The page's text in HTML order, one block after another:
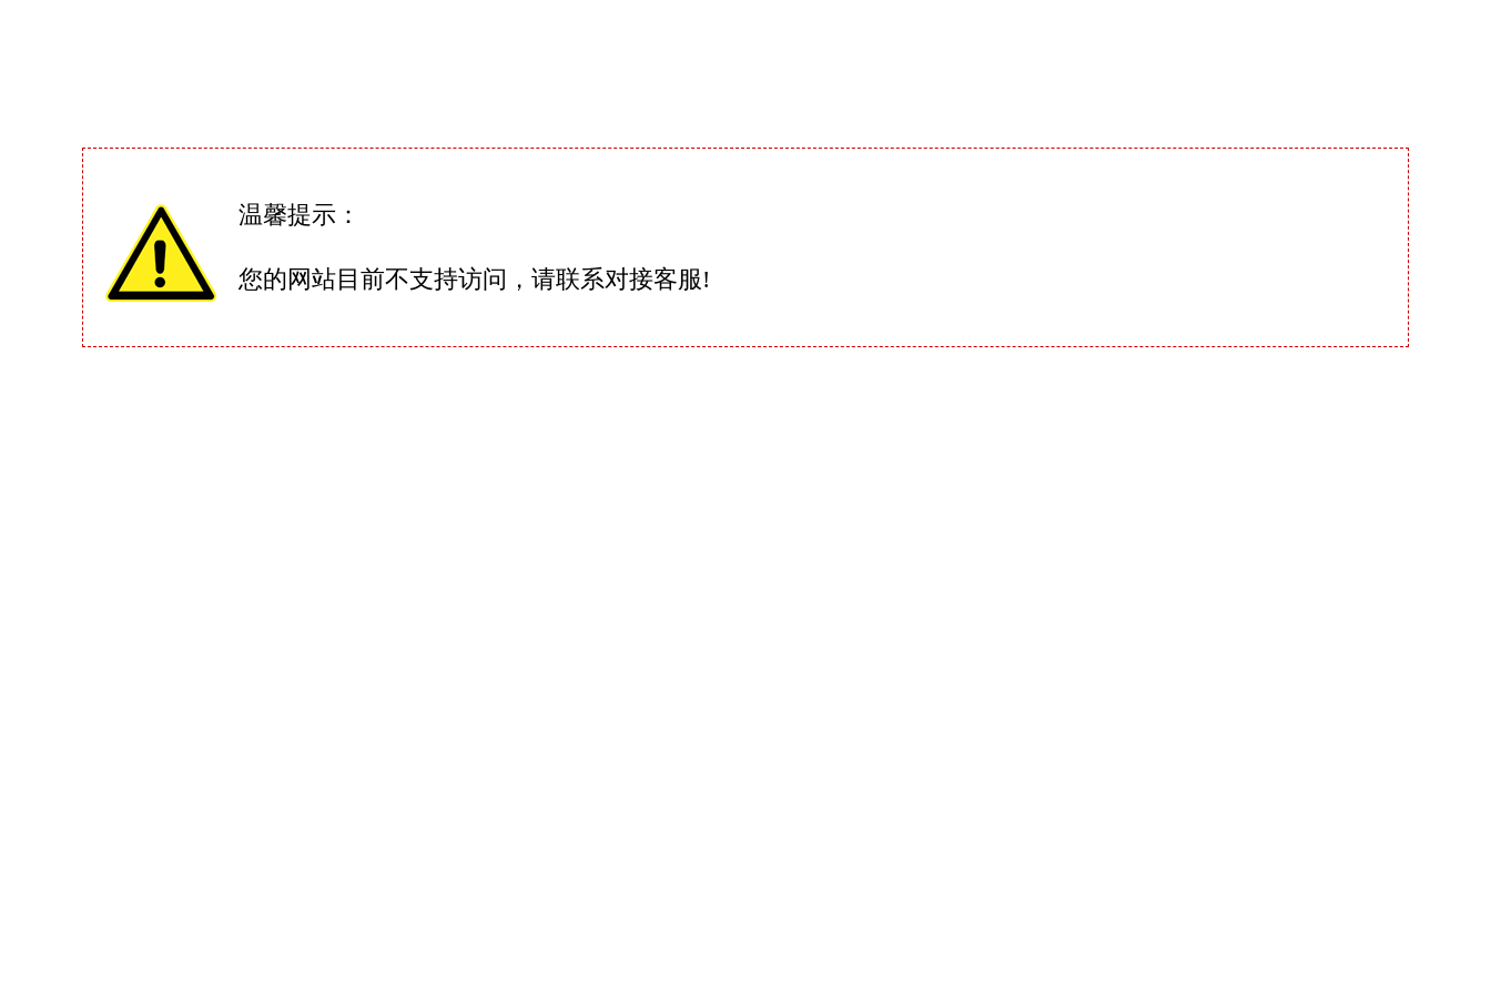
温馨提示：
您的网站目前不支持访问，请联系对接客服!